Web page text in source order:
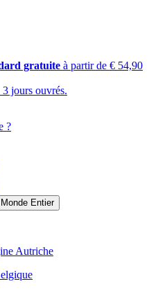
gratuite à partir de € 54,90
jours ouvrés.
?
Autriche